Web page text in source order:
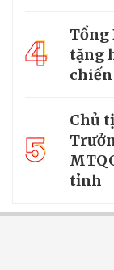
4
Tổng
tặng
5
Chủ
tỉnh